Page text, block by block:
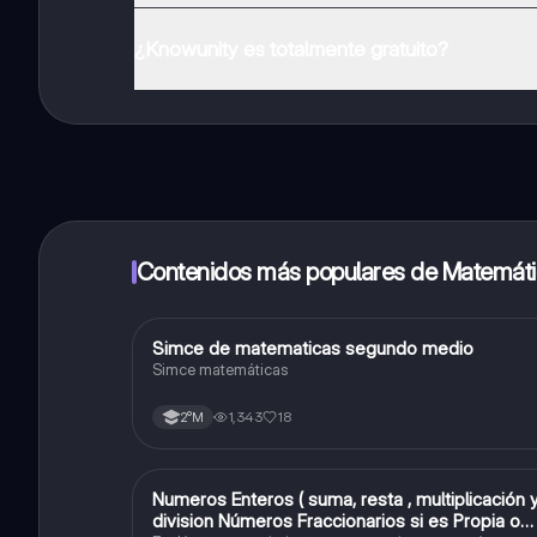
inmeditamente. Puedes ganar dinero utilizando la
Contenidos más populares de
Matemáticas
Simce de matematicas segundo medio
Simce matemáticas
2°M 1,343 18
Matemáticas
Numeros Enteros ( suma, resta , multiplicación
division Números Fraccionarios si es Propia o